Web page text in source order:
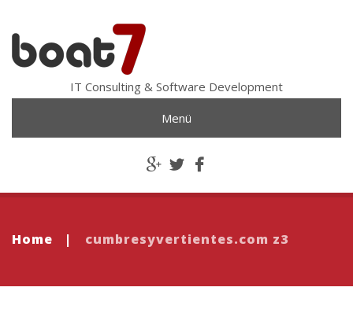
IT Consulting & Software Development
Menü
Home | cumbresyvertientes.com z3